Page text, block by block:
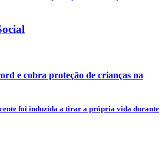
e cobra proteção de crianças na
foi induzida a tirar a própria vida durante